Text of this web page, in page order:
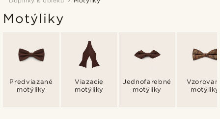
Motýliky
Predviazané
motýliky
Viazacie
motýliky
Jednofarebné
motýliky
motýliky